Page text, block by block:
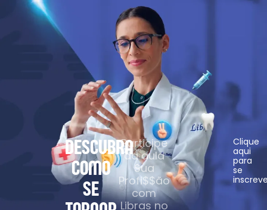
DESCUBRA
COMO
SE
Participe
da aula
Sua
Profi$$ão
com
Libras no
Clique
aqui
para
se